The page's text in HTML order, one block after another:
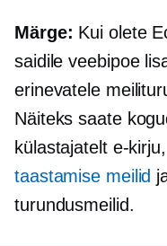
Märge: Kui olete
saidile veebipoe
erinevatele
Näiteks saate
külastajatelt e-
taastamise meilid
turundusmeilid.